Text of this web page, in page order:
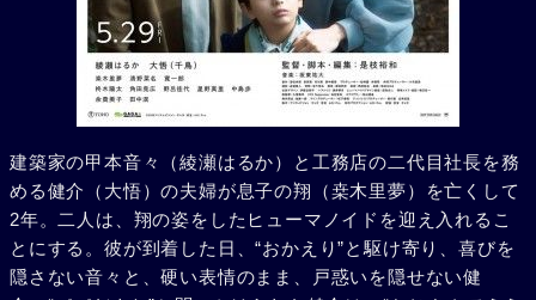
建築家の甲本音々（綾瀬はるか）と工務店の二代目社長を務
める健介（大悟）の夫婦が息子の翔（桒木里夢）を亡くして
2年。二人は、翔の姿をしたヒューマノイドを迎え入れるこ
とにする。彼が到着した日、“おかえり”と駆け寄り、喜びを
隠さない音々と、硬い表情のまま、戸惑いを隠せない健